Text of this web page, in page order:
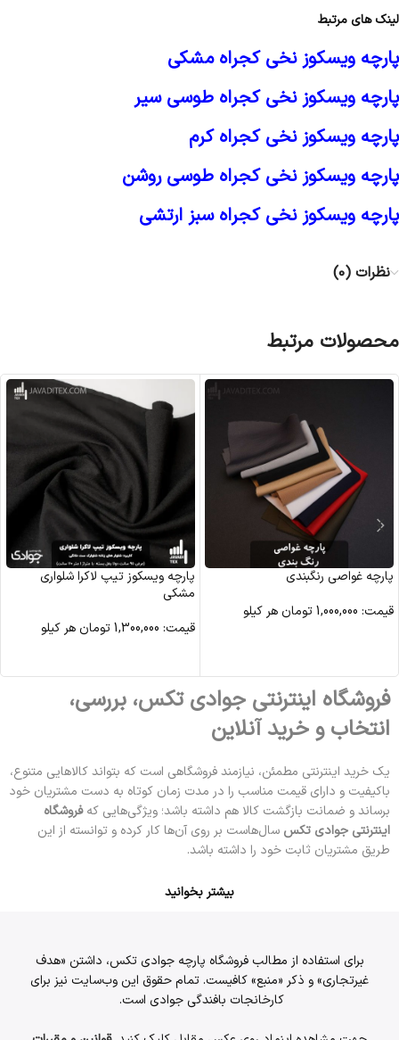
لینک های مرتبط
پارچه ویسکوز نخی کجراه مشکی
پارچه ویسکوز نخی کجراه طوسی سیر
پارچه ویسکوز نخی کجراه کرم
پارچه ویسکوز نخی کجراه طوسی روشن
پارچه ویسکوز نخی کجراه سبز ارتشی
نظرات (0)
محصولات مرتبط
پارچه غواصی رنگبندی
قیمت: 1,000,000تومان هر کیلو
پارچه ویسکوز تیپ لاکرا شلواری
مشکی
قیمت: 1,300,000تومان هر کیلو
فروشگاه اینترنتی جوادی تکس، بررسی،
انتخاب و خرید آنلاین
یک خرید اینترنتی مطمئن، نیازمند فروشگاهی است که بتواند کالاهایی متنوع،
باکیفیت و دارای قیمت مناسب را در مدت زمان کوتاه به دست مشتریان خود
برساند و ضمانت بازگشت کالا هم داشته باشد؛ ویژگی‌هایی کهفروشگاه
اینترنتی جوادی تکس سال‌هاست بر روی آن‌ها کار کرده و توانسته از این
طریق مشتریان ثابت خود را داشته باشد.
بیشتر بخوانید
برای استفاده از مطالب فروشگاه پارچه جوادی تکس، داشتن «هدف
غیرتجاری» و ذکر «منبع» کافیست. تمام حقوق اين وب‌سايت نیز برای
کارخانجات بافندگی جوادی است.